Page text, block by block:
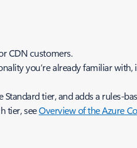
CDN customers.
you’re already familiar
tier, and adds a rules-
tier, seeOverview of the Azure